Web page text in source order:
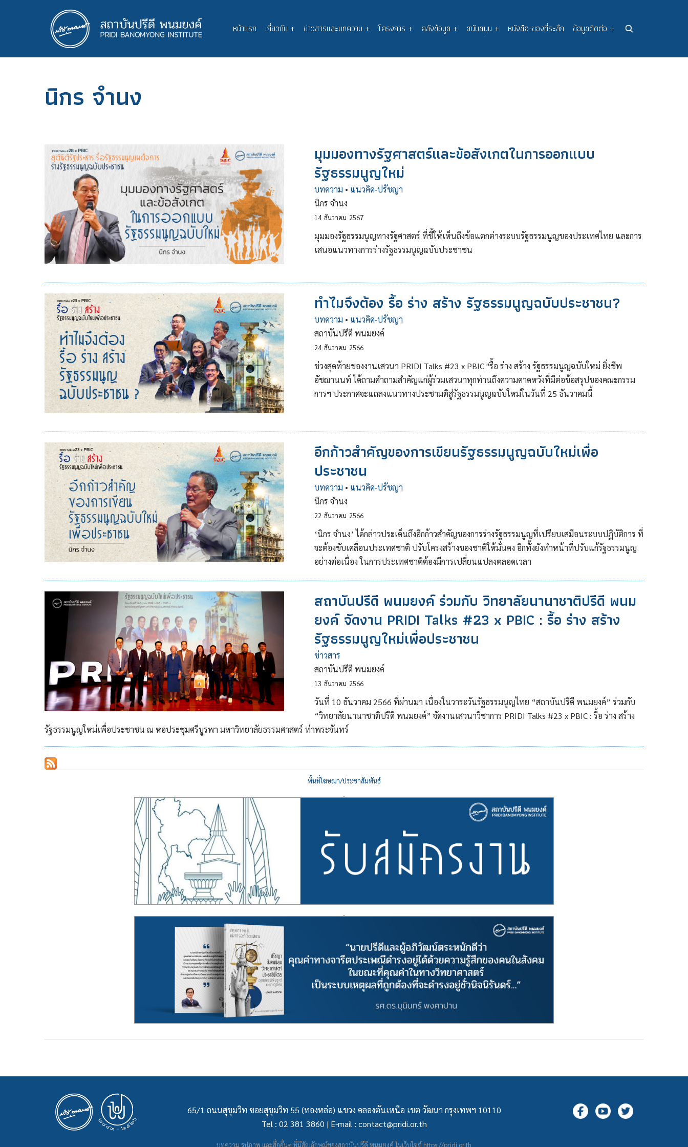
Main
navigation
หน้าแรก เกี่ยวกับ + ข่าวสารและบทความ + โครงการ + คลังข้อมูล + สนับสนุน + หนังสือ-ของที่ระลึก ข้อมูลติดต่อ +
นิกร จำนง
มุมมองทางรัฐศาสตร์และข้อสังเกตในการออกแบบ
รัฐธรรมนูญใหม่
บทความ • แนวคิด-ปรัชญา
นิกร จำนง
14 ธันวาคม 2567
มุมมองรัฐธรรมนูญทางรัฐศาสตร์ ที่ชี้ให้เห็นถึงข้อแตกต่างระบบรัฐธรรมนูญของประเทศไทย และการ
เสนอแนวทางการร่างรัฐธรรมนูญฉบับประชาชน
ทำไมจึงต้อง รื้อ ร่าง สร้าง รัฐธรรมนูญฉบับประชาชน?
บทความ • แนวคิด-ปรัชญา
สถาบันปรีดี พนมยงค์
24 ธันวาคม 2566
ช่วงสุดท้ายของงานเสวนา PRIDI Talks #23 x PBIC "รื้อ ร่าง สร้าง รัฐธรรมนูญฉบับใหม่ ยิ่งชีพ
อัชฌานนท์ ได้ถามคำถามสำคัญแก่ผู้ร่วมเสวนาทุกท่านถึงความคาดหวังที่มีต่อข้อสรุปของคณะกรรม
การฯ ประกาศจะแถลงแนวทางประชามติสู่รัฐธรรมนูญฉบับใหม่ในวันที่ 25 ธันวาคมนี้
อีกก้าวสำคัญของการเขียนรัฐธรรมนูญฉบับใหม่เพื่อ
ประชาชน
บทความ • แนวคิด-ปรัชญา
นิกร จำนง
22 ธันวาคม 2566
‘นิกร จำนง’ ได้กล่าวประเด็นถึงอีกก้าวสำคัญของการร่างรัฐธรรมนูญที่เปรียบเสมือนระบบปฏิบัติการ ที่
จะต้องขับเคลื่อนประเทศชาติ ปรับโครงสร้างของชาติให้มั่นคง อีกทั้งยังทำหน้าที่ปรับแก้รัฐธรรมนูญ
อย่างต่อเนื่อง ในการประเทศชาติต้องมีการเปลี่ยนแปลงตลอดเวลา
สถาบันปรีดี พนมยงค์ ร่วมกับ วิทยาลัยนานาชาติปรีดี พนม
ยงค์ จัดงาน PRIDI Talks #23 x PBIC : รื้อ ร่าง สร้าง
รัฐธรรมนูญใหม่เพื่อประชาชน
ข่าวสาร
สถาบันปรีดี พนมยงค์
13 ธันวาคม 2566
วันที่ 10 ธันวาคม 2566 ที่ผ่านมา เนื่องในวาระวันรัฐธรรมนูญไทย “สถาบันปรีดี พนมยงค์” ร่วมกับ
“วิทยาลัยนานาชาติปรีดี พนมยงค์” จัดงานเสวนาวิชาการ PRIDI Talks #23 x PBIC : รื้อ ร่าง สร้าง
รัฐธรรมนูญใหม่เพื่อประชาชน ณ หอประชุมศรีบูรพา มหาวิทยาลัยธรรมศาสตร์ ท่าพระจันทร์
พื้นที่โฆษณา/ประชาสัมพันธ์
65/1 ถนนสุขุมวิท ซอยสุขุมวิท 55 (ทองหล่อ) แขวง คลองตันเหนือ เขต วัฒนา กรุงเทพฯ 10110
Tel : 02 381 3860 | E-mail : contact@pridi.or.th
บทความ รูปภาพ และสื่ออื่นๆ ที่มีสัญลักษณ์ของสถาบันปรีดี พนมยงค์ ในเว็บไซต์ https://pridi.or.th